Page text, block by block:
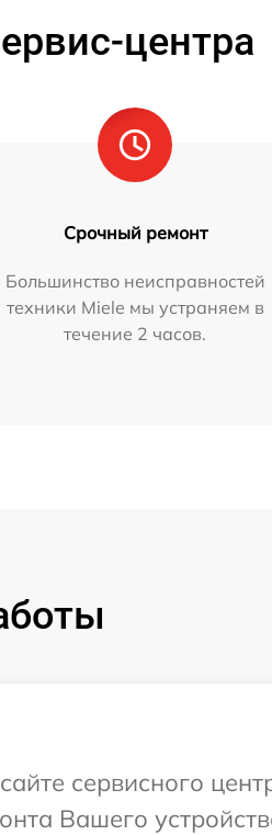
центра
Срочный ремонт
Большинство неисправностей
техники Miele мы устраняем в
течение 2 часов.
сервисного
Вашего